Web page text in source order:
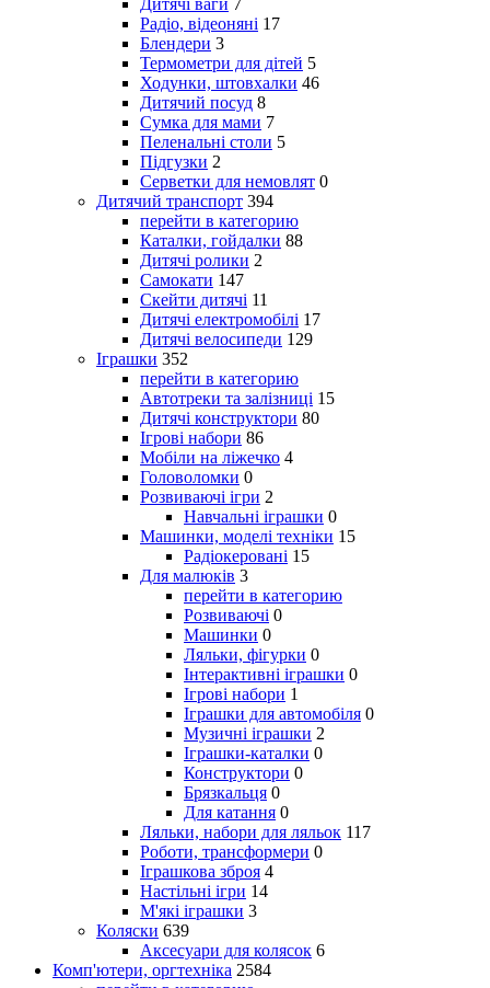
Дитячі ваги 7
Радіо, відеоняні 17
Блендери 3
Термометри для дітей 5
Ходунки, штовхалки 46
Дитячий посуд 8
Сумка для мами 7
Пеленальні столи 5
Підгузки 2
Серветки для немовлят 0
Дитячий транспорт 394
перейти в категорию
Каталки, гойдалки 88
Дитячі ролики 2
Самокати 147
Скейти дитячі 11
Дитячі електромобілі 17
Дитячі велосипеди 129
Іграшки 352
перейти в категорию
Автотреки та залізниці 15
Дитячі конструктори 80
Ігрові набори 86
Мобіли на ліжечко 4
Головоломки 0
Розвиваючі ігри 2
Навчальні іграшки 0
Машинки, моделі техніки 15
Радіокеровані 15
Для малюків 3
перейти в категорию
Розвиваючі 0
Машинки 0
Ляльки, фігурки 0
Інтерактивні іграшки 0
Ігрові набори 1
Іграшки для автомобіля 0
Музичні іграшки 2
Іграшки-каталки 0
Конструктори 0
Брязкальця 0
Для катання 0
Ляльки, набори для ляльок 117
Роботи, трансформери 0
Іграшкова зброя 4
Настільні ігри 14
М'які іграшки 3
Коляски 639
Аксесуари для колясок 6
Комп'ютери, оргтехніка 2584